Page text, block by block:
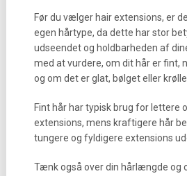
Før du vælger hair extensions, er
egen hårtype, da dette har stor
udseendet og holdbarheden af
med at vurdere, om dit hår er fint,
og om det er glat, bølget eller
Fint hår har typisk brug for lettere
extensions, mens kraftigere hår
tungere og fyldigere extensions
Tænk også over din hårlængde og